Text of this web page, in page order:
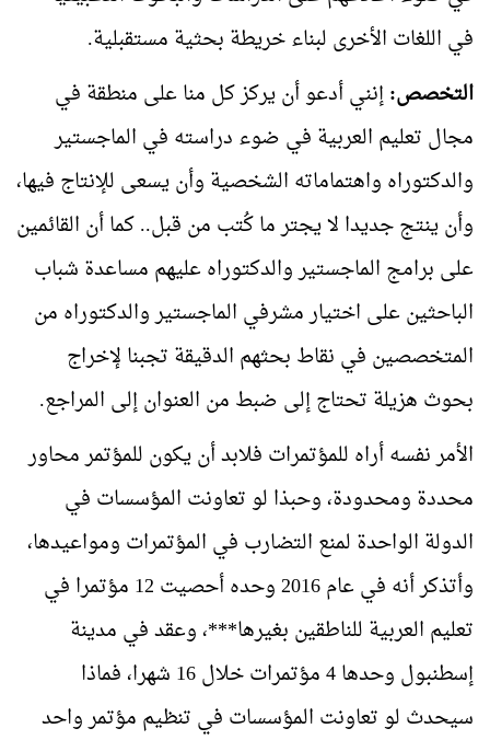
في اللغات الأخرى لبناء خريطة بحثية مستقبلية.
التخصص:إنني أدعو أن يركز كل منا على منطقة في
مجال تعليم العربية في ضوء دراسته في الماجستير
والدكتوراه واهتماماته الشخصية وأن يسعى للإنتاج فيها،
وأن ينتج جديدا لا يجتر ما كُتب من قبل.. كما أن القائمين
على برامج الماجستير والدكتوراه عليهم مساعدة شباب
الباحثين على اختيار مشرفي الماجستير والدكتوراه من
المتخصصين في نقاط بحثهم الدقيقة تجبنا لإخراج
بحوث هزيلة تحتاج إلى ضبط من العنوان إلى المراجع.
الأمر نفسه أراه للمؤتمرات فلابد أن يكون للمؤتمر محاور
محددة ومحدودة، وحبذا لو تعاونت المؤسسات في
الدولة الواحدة لمنع التضارب في المؤتمرات ومواعيدها،
وأتذكر أنه في عام 2016 وحده أحصيت 12 مؤتمرا في
تعليم العربية للناطقين بغيرها***، وعقد في مدينة
إسطنبول وحدها 4 مؤتمرات خلال 16 شهرا، فماذا
سيحدث لو تعاونت المؤسسات في تنظيم مؤتمر واحد